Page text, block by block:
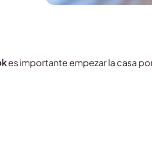
es importante empezar la casa